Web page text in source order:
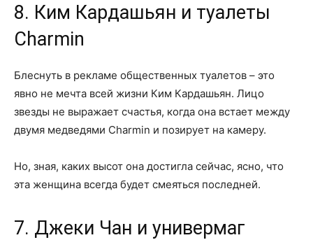
8. Ким Кардашьян и туалеты
Charmin
Блеснуть в рекламе общественных туалетов – это
явно не мечта всей жизни Ким Кардашьян. Лицо
звезды не выражает счастья, когда она встает между
двумя медведями Charmin и позирует на камеру.
Но, зная, каких высот она достигла сейчас, ясно, что
эта женщина всегда будет смеяться последней.
7. Джеки Чан и универмаг